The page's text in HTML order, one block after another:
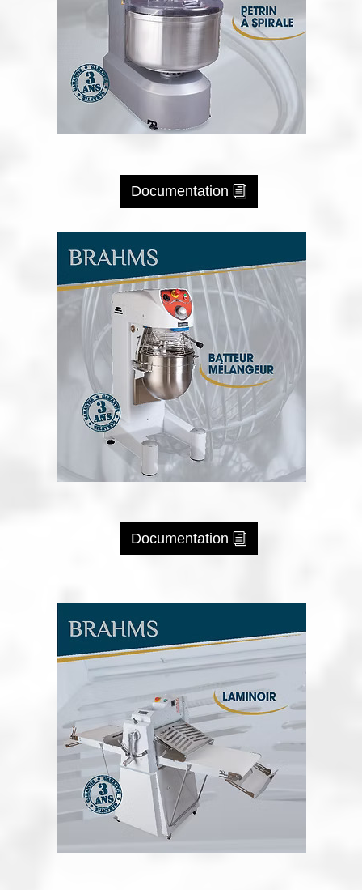
Documentation
Documentation